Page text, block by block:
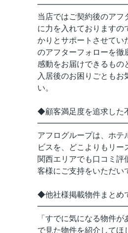
当店ではご契約後のアフ
に力を入れておりますの
かりとサポートさせてい
のアフターフォローを徹
感動をお届けできるもの
入居後のお困りごともお
い。
◆顧客満足度を追求した
アフログループは、ホテ
ビスを、どこよりもリー
関西エリアでも口コミ評
客様にご支持をいただい
◆他社様掲載物件まとめ
「すでに気になる物件が
で見た物件を紹介してほ